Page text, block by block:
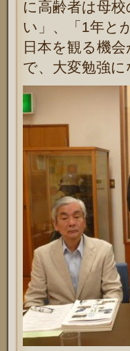
に高齢者は母
い」、「1年と
日本を観る機
で、大変勉強に